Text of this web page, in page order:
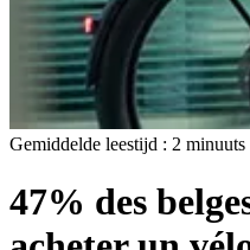
Gemiddelde leestijd : 2 minuuts
47% des